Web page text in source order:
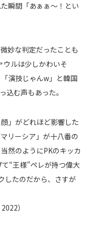
瞬間「あぁぁ〜！とい
妙な判定だったことも
ウルは少しかわいそ
演技じゃんw」と韓国
込む声もあった。
」がどれほど影響した
リーシア」が十八番の
然のようにPKのキッカ
“王様”ペレが持つ偉大
したのだから、さすが
）